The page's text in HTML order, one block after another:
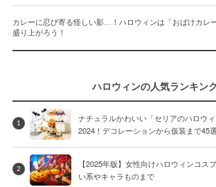
カレーに忍び寄る怪しい影…！ハロウィンは「おばけカレ
盛り上がろう！
ハロウィンの人気ランキン
1
ナチュラルかわいい「セリアのハロウ
2024！デコレーションから仮装まで45選
2
【2025年版】女性向けハロウィンコス
い系やキャラものまで